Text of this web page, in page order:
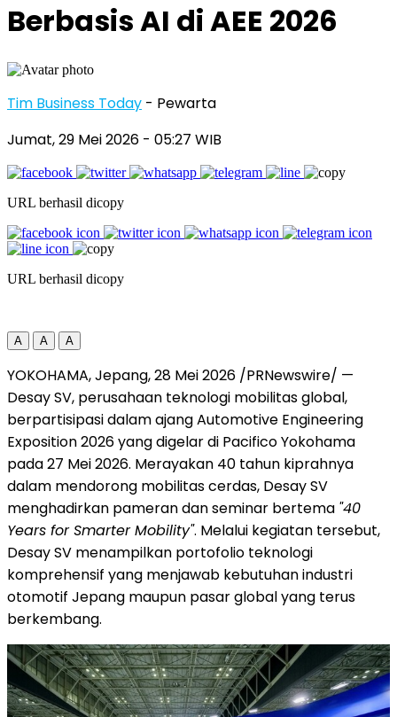
Berbasis AI di AEE 2026
Tim Business Today - Pewarta
Jumat, 29 Mei 2026 - 05:27 WIB
URL berhasil dicopy
URL berhasil dicopy
A A A
YOKOHAMA, Jepang, 28 Mei 2026 /PRNewswire/ —
Desay SV, perusahaan teknologi mobilitas global,
berpartisipasi dalam ajang Automotive Engineering
Exposition 2026 yang digelar di Pacifico Yokohama
pada 27 Mei 2026. Merayakan 40 tahun kiprahnya
dalam mendorong mobilitas cerdas, Desay SV
menghadirkan pameran dan seminar bertema "40
Years for Smarter Mobility". Melalui kegiatan tersebut,
Desay SV menampilkan portofolio teknologi
komprehensif yang menjawab kebutuhan industri
otomotif Jepang maupun pasar global yang terus
berkembang.